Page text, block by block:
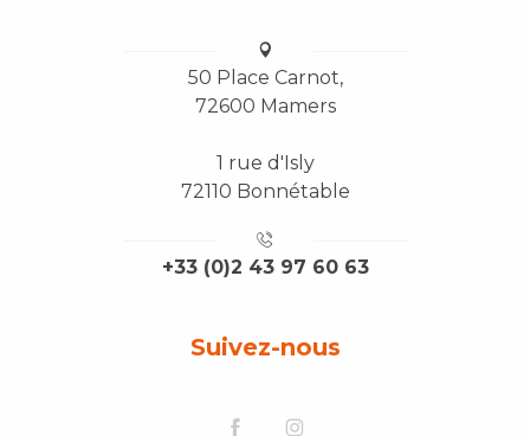
50 Place Carnot,
72600 Mamers
1 rue d'Isly
72110 Bonnétable
+33 (0)2 43 97 60 63
Suivez-nous